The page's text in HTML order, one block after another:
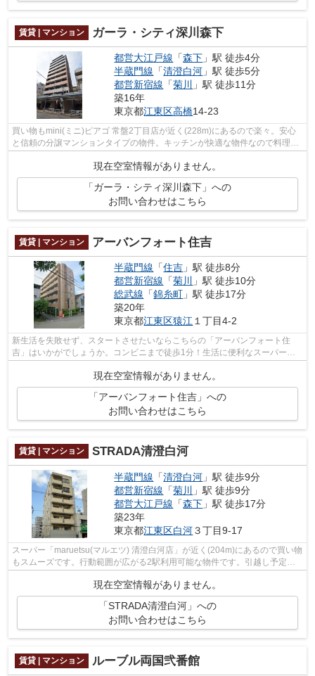
賃貸 | マンション ガーラ・シティ深川森下
都営大江戸線 「森下 」駅 徒歩4分
半蔵門線 「清澄白河 」駅 徒歩5分
都営新宿線 「菊川
」駅 徒歩11分
築16年
東京都江東区高橋14-23
買い物もmini(ミニ)ピアゴ 常盤2丁目店が近く(228m)にあるので楽々。安心
と信頼の分譲マンションタイプの物件。キッチンが快適な物件なので料理好
現在空室情報がありません。
「ガーラ・シティ深川森下」への
お問い合わせはこちら
賃貸 | マンション アーバンフォート住吉
半蔵門線 「住吉 」駅 徒歩8分
都営新宿線 「菊川
」駅 徒歩10分
総武線 「錦糸町 」駅 徒歩17分
築20年
東京都江東区猿江 １丁目4-2
新生活を失敗せず、スタートさせたいならこちらの「アーバンフォート住
吉」はいかがでしょうか。コンビニまで徒歩1分！生活に便利なスーパーも
徒歩圏内に複数あります♪充実した毎日を...
現在空室情報がありません。
「アーバンフォート住吉」への
お問い合わせはこちら
賃貸 | マンション STRADA清澄白河
半蔵門線 「清澄白河 」駅 徒歩9分
都営新宿線 「菊川
」駅 徒歩9分
都営大江戸線 「森下 」駅 徒歩17分
築23年
東京都江東区白河３丁目9-17
スーパー「maruetsu(マルエツ) 清澄白河店」が近く(204m)にあるので買い物
もスムーズです。行動範囲が広がる2駅利用可能な物件です。引越し予定が
近い方には現在空室のこちらのお部屋...
現在空室情報がありません。
「STRADA清澄白河」への
お問い合わせはこちら
賃貸 | マンション ルーブル両国弐番館